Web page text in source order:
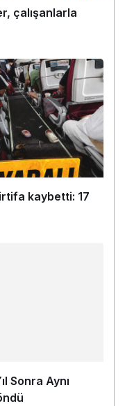
çalışanlarla
kaybetti: 17
Sonra Aynı